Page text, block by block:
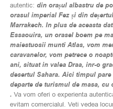
autentic: din orașul albastru de
orasul imperial Fez și din
Marrakech. In plus de aceasta
Essaouira, un orasel boem pe
maiestuosii munti Atlas, vom
caravanelor, vom petrece o
ani, situat in valea Draa, inr-o
desertul Sahara. Aici timpul
departe de turismul de masa, cu
. Va vom oferi o experienta
evitam comercialul. Veti vedea